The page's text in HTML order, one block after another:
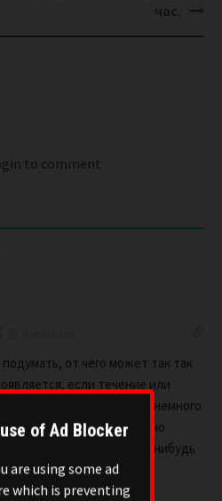
час.
to comment
от чего может так так
если течение или
скорость, и появляется немного
ею заполнена. Можно
случилась из-за каких нибудь
Наверно так и есть.
of Ad Blocker
are using some ad
which is preventing